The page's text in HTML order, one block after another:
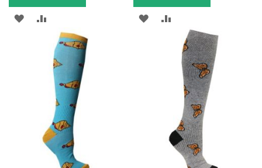
LÄGG
ÖNSKELISTA
TILL
FÖR
ATT
JÄMFÖRA
LÄGG
ÖNSKELISTA
TILL
FÖR
ATT
JÄMFÖRA